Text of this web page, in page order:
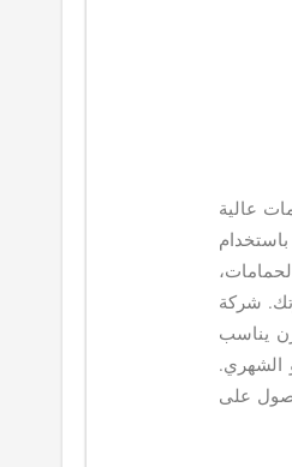
عالية
شركة
يناسب
الشهري.
على